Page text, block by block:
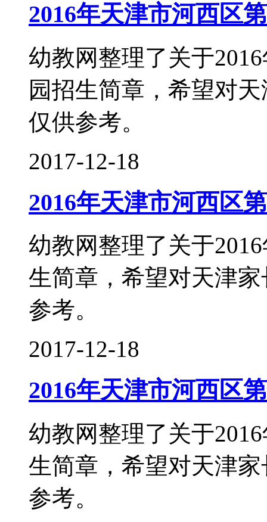
2016年天津市河西区
幼教网整理了关于
园招生简章，希望对
仅供参考。
2017-12-18
2016年天津市河西区
幼教网整理了关于
生简章，希望对天津
参考。
2017-12-18
2016年天津市河西区
幼教网整理了关于
生简章，希望对天津
参考。